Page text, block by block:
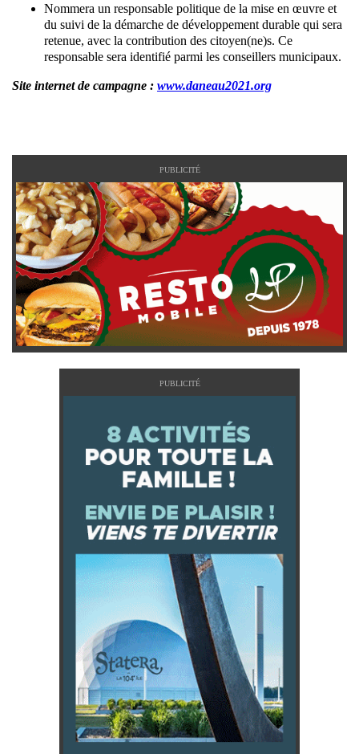
Nommera un responsable politique de la mise en œuvre et
du suivi de la démarche de développement durable qui sera
retenue, avec la contribution des citoyen(ne)s. Ce
responsable sera identifié parmi les conseillers municipaux.
Site internet de campagne : www.daneau2021.org
PUBLICITÉ
PUBLICITÉ